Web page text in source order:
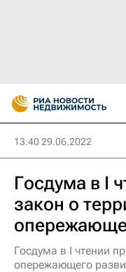
13:40 29.06.2022
Госдума в I
закон о
Госдума в I чтении
опережающего